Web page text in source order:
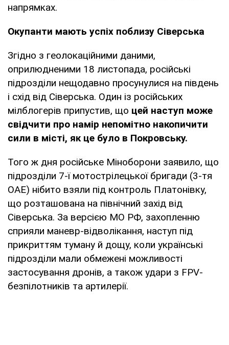
напрямках.
Окупанти мають успіх поблизу Сіверська
Згідно з геолокаційними даними,
оприлюдненими 18 листопада, російські
підрозділи нещодавно просунулися на південь
і схід від Сіверська. Один із російських
мілблогерів припустив, що цей наступ може
свідчити про намір непомітно накопичити
сили в місті, як це було в Покровську.
Того ж дня російське Міноборони заявило, що
підрозділи 7-ї мотострілецької бригади (3-тя
ОАЕ) нібито взяли під контроль Платонівку,
що розташована на північний захід від
Сіверська. За версією МО РФ, захопленню
сприяли маневр-відволікання, наступ під
прикриттям туману й дощу, коли українські
підрозділи мали обмежені можливості
застосування дронів, а також удари з FPV-
безпілотників та артилерії.